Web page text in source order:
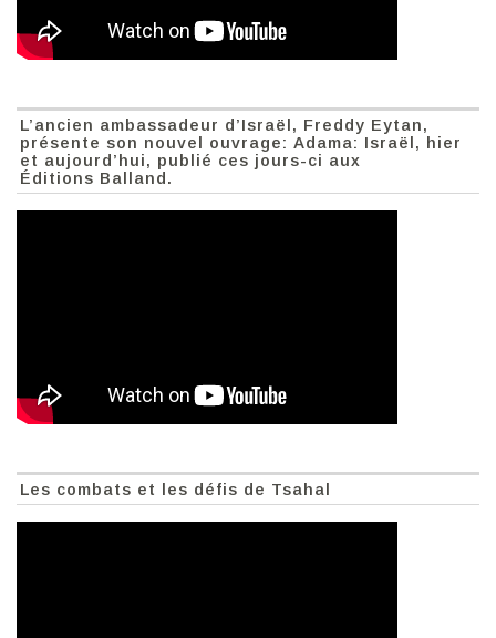
L’ancien ambassadeur d’Israël, Freddy Eytan,
présente son nouvel ouvrage: Adama: Israël, hier
et aujourd’hui, publié ces jours-ci aux
Éditions Balland.
Les combats et les défis de Tsahal